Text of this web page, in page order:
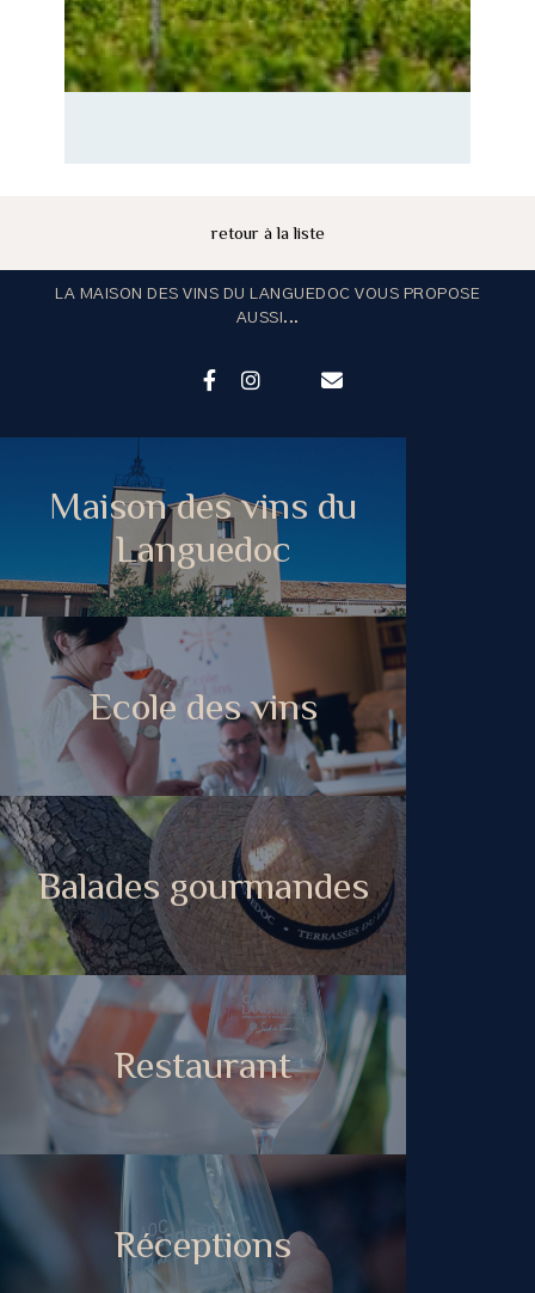
retour à la liste
LA MAISON DES VINS DU LANGUEDOC VOUS PROPOSE
AUSSI...
Maison des vins du
Languedoc
Ecole des vins
Balades gourmandes
Restaurant
Réceptions